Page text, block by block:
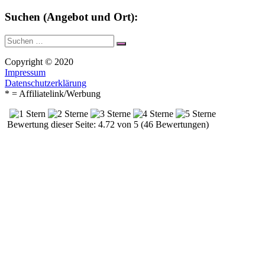
Suchen (Angebot und Ort):
Suche
nach:
Suchen
Copyright © 2020
Impressum
Datenschutzerklärung
* = Affiliatelink/Werbung
Bewertung dieser Seite: 4.72 von 5 (46 Bewertungen)